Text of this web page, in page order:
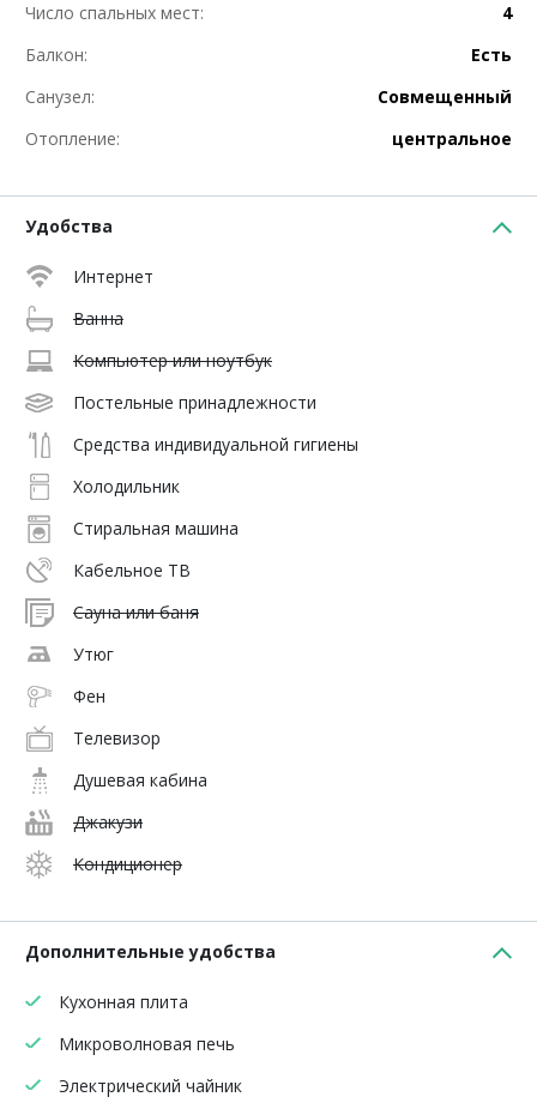
Число спальных мест:
4
Балкон:
Есть
Санузел:
Совмещенный
Отопление:
центральное
Удобства
Интернет
Ванна
Компьютер или ноутбук
Постельные принадлежности
Средства индивидуальной гигиены
Холодильник
Стиральная машина
Кабельное ТВ
Сауна или баня
Утюг
Фен
Телевизор
Душевая кабина
Джакузи
Кондиционер
Дополнительные удобства
Кухонная плита
Микроволновая печь
Электрический чайник